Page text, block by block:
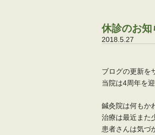
休診のお知
2018.5.27
ブログの更新を
当院は4周年を
鍼灸院は何もか
治療は最近また
患者さんは気づ